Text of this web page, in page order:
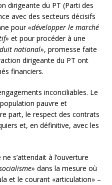
dirigeante du PT (Parti des
avec des secteurs décisifs
pour«développer le marché
et pour procéder à une
national», promesse faite
dirigeante du PT ont
financiers.
inconciliables. Le
pauvre et
part, le respect des contrats
et, en définitive, avec les
s’attendait à l’ouverture
dans la mesure où
et le courant «articulation» –